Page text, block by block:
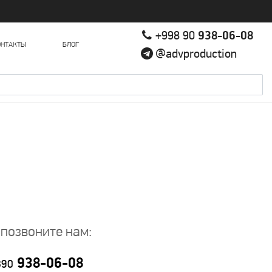
БЛОГ
+998 90 938-06-08
@advproduction
нам:
938-06-08